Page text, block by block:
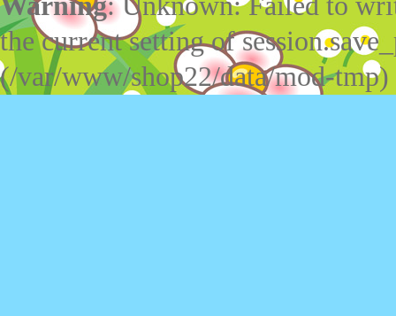
the current setting of
(/var/www/shop22/data/mod-